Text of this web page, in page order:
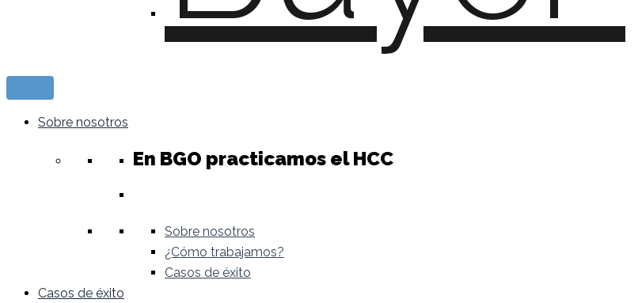
Sobre nosotros
En BGO practicamos el HCC
Sobre nosotros
¿Cómo trabajamos?
Casos de éxito
Casos de éxito